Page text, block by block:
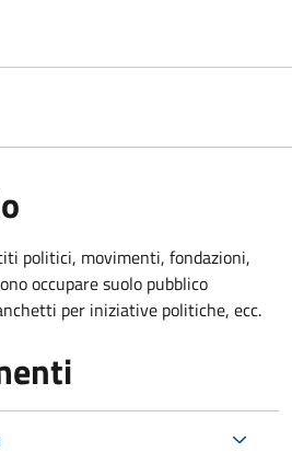
politici, movimenti, fondazioni,
occupare suolo pubblico
per iniziative politiche, ecc.